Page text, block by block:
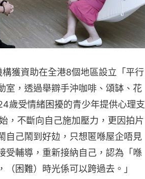
獲資助在全港8個地區設立「平行
室，透過舉辧手沖咖啡、頌缽、花
歲受情緒困擾的青少年提供心理支
，不斷向自己施加壓力，更因拍片
自己鬧到好攰，只想匿喺屋企唔見
受輔導，重新接納自己，認為「喺
困難）時光係可以跨過去。」